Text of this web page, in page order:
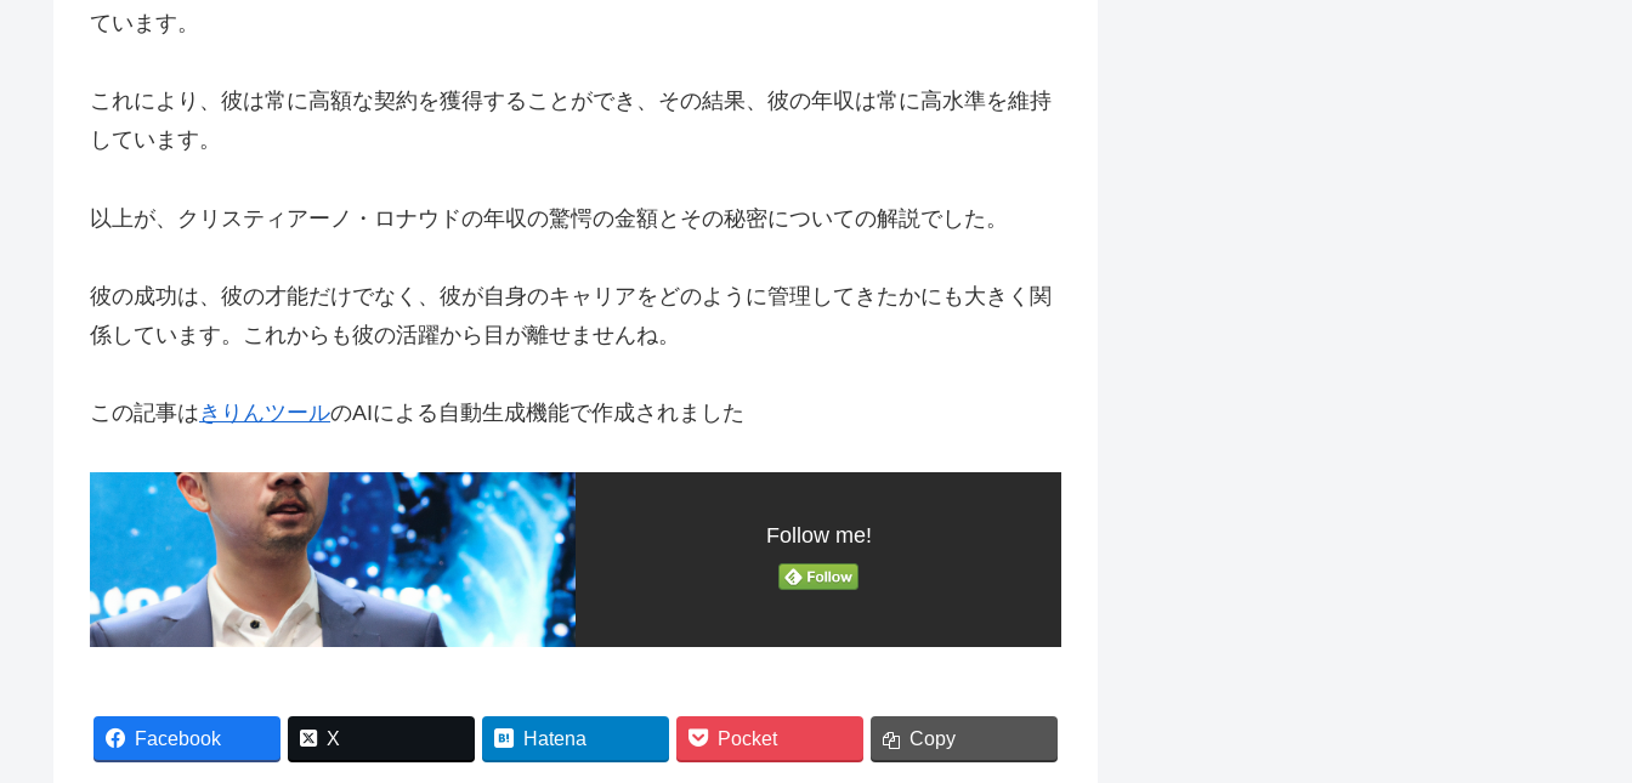
ています。
これにより、彼は常に高額な契約を獲得することができ、その結果、彼の年収は常に高水準を維持
しています。
以上が、クリスティアーノ・ロナウドの年収の驚愕の金額とその秘密についての解説でした。
彼の成功は、彼の才能だけでなく、彼が自身のキャリアをどのように管理してきたかにも大きく関
係しています。これからも彼の活躍から目が離せませんね。
この記事はきりんツールのAIによる自動生成機能で作成されました
Follow me!
Facebook X Hatena Pocket Copy